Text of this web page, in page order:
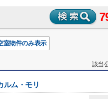
室物件のみ表示
該当
ルム・モリ